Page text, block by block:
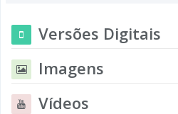
Versões Digitais
Imagens
Vídeos